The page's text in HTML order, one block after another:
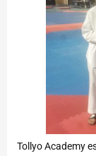
Tollyo Academy